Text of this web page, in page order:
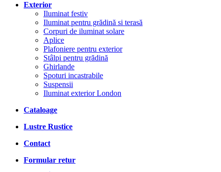
Exterior
Iluminat festiv
Iluminat pentru grădină si terasă
Corpuri de iluminat solare
Aplice
Plafoniere pentru exterior
Stâlpi pentru grădină
Ghirlande
Spoturi incastrabile
Suspensii
Iluminat exterior London
Cataloage
Lustre Rustice
Contact
Formular retur